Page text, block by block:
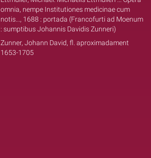
omnia, nempe Institutiones medicinae cum
notis..., 1688 : portada (Francofurti ad Moenum
: sumptibus Johannis Davidis Zunneri)
Zunner, Johann David, fl. aproximadament
1653-1705